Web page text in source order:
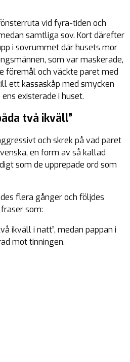
vid fyra-tiden och
samtliga sov. Kort därefter
i sovrummet där husets mor
som var maskerade,
föremål och väckte paret med
ett kassaskåp med smycken
existerade i huset.
två ikväll”
och skrek på vad paret
en form av så kallad
som de upprepade ord som
flera gånger och följdes
som:
ikväll i natt”, medan pappan i
mot tinningen.